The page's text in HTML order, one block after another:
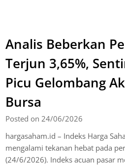
Analis Beberkan
Terjun 3,65%,
Picu Gelombang
Bursa
Posted on 24/06/2026
hargasaham.id – Indeks Harga
mengalami tekanan hebat pada
(24/6/2026). Indeks acuan pasar